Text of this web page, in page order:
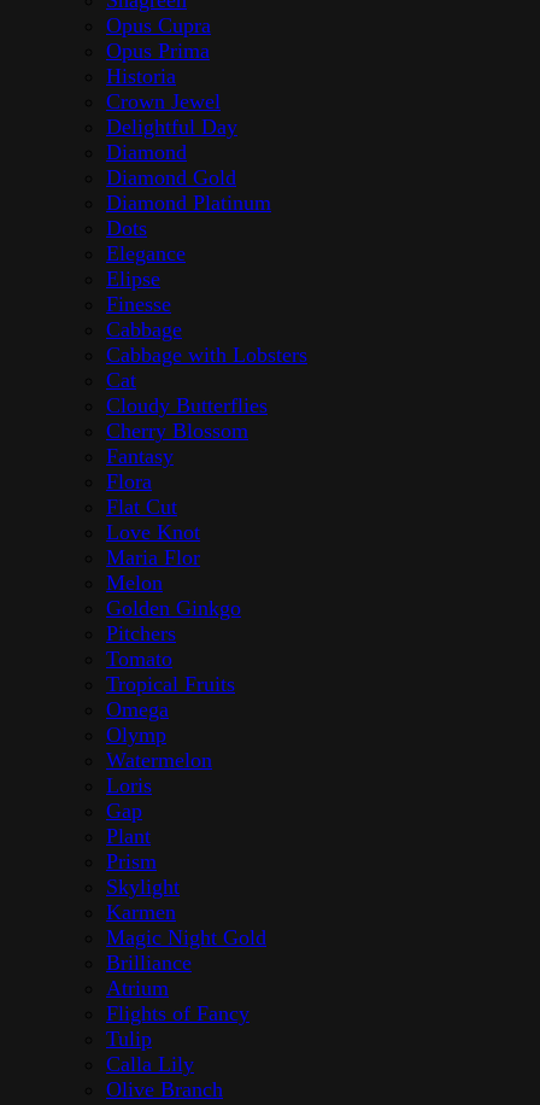
Opus Cupra
Opus Prima
Historia
Crown Jewel
Delightful Day
Diamond
Diamond Gold
Diamond Platinum
Dots
Elegance
Elipse
Finesse
Cabbage
Cabbage with Lobsters
Cat
Cloudy Butterflies
Cherry Blossom
Fantasy
Flora
Flat Cut
Love Knot
Maria Flor
Melon
Golden Ginkgo
Pitchers
Tomato
Tropical Fruits
Omega
Olymp
Watermelon
Loris
Gap
Plant
Prism
Skylight
Karmen
Magic Night Gold
Brilliance
Atrium
Flights of Fancy
Tulip
Calla Lily
Olive Branch